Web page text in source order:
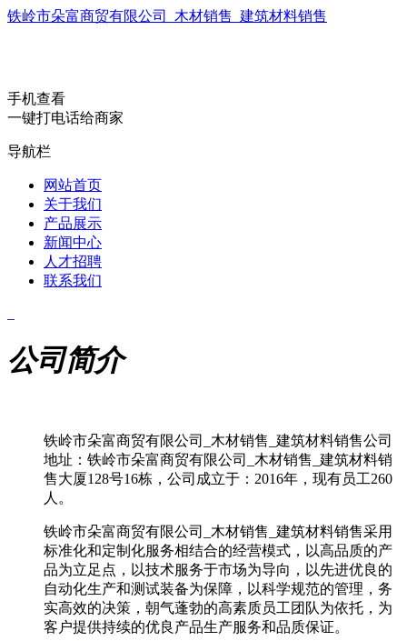
铁岭市朵富商贸有限公司_木材销售_建筑材料销售
手机查看
一键打电话给商家
导航栏
网站首页
关于我们
产品展示
新闻中心
人才招聘
联系我们
公司简介
铁岭市朵富商贸有限公司_木材销售_建筑材料销售公司
地址：铁岭市朵富商贸有限公司_木材销售_建筑材料销
售大厦128号16栋，公司成立于：2016年，现有员工260
人。
铁岭市朵富商贸有限公司_木材销售_建筑材料销售采用
标准化和定制化服务相结合的经营模式，以高品质的产
品为立足点，以技术服务于市场为导向，以先进优良的
自动化生产和测试装备为保障，以科学规范的管理，务
实高效的决策，朝气蓬勃的高素质员工团队为依托，为
客户提供持续的优良产品生产服务和品质保证。